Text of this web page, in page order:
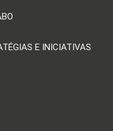
E INICIATIVAS